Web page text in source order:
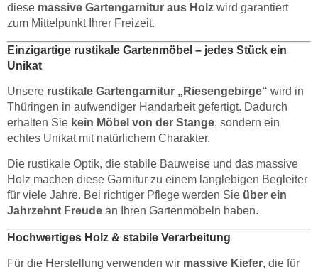
diese massive Gartengarnitur aus Holz wird garantiert
zum Mittelpunkt Ihrer Freizeit.
Einzigartige rustikale Gartenmöbel – jedes Stück ein
Unikat
Unsere rustikale Gartengarnitur „Riesengebirge“ wird in
Thüringen in aufwendiger Handarbeit gefertigt. Dadurch
erhalten Sie kein Möbel von der Stange, sondern ein
echtes Unikat mit natürlichem Charakter.
Die rustikale Optik, die stabile Bauweise und das massive
Holz machen diese Garnitur zu einem langlebigen Begleiter
für viele Jahre. Bei richtiger Pflege werden Sie über ein
Jahrzehnt Freude an Ihren Gartenmöbeln haben.
Hochwertiges Holz & stabile Verarbeitung
Für die Herstellung verwenden wir massive Kiefer, die für